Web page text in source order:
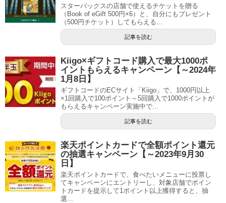
スターバックスの店舗で使えるチケットを贈る
（Book of eGift 500円×6）と、自分にもプレゼント
（500円チケット）してもらえる...
記事を読む
Kiigo×ギフトコード購入で最大1000ポ
イントもらえるキャンペーン【～2024年
1月8日】
ギフトコードのECサイト「Kiigo」で、1000円以上
×1回購入で100ポイント～5回購入で1000ポイントが
もらえるキャンペーン実施中で...
記事を読む
楽天ポイントカードで全額ポイント還元
の抽選キャンペーン【～2023年9月30
日】
楽天ポイントカードで、食べたいメニューに投票し
てキャンペーンにエントリーし、対象店舗でポイン
トカードを提示して1ポイント以上獲得すると、抽
選...